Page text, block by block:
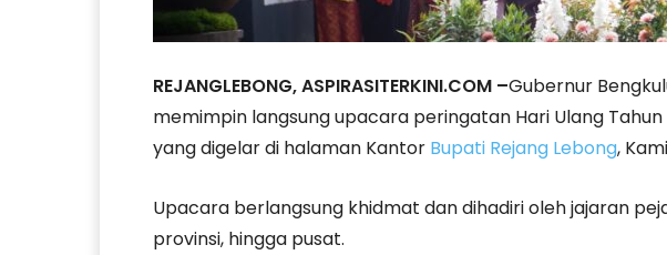
REJANGLEBONG, ASPIRASITERKINI.COM –Gubernur
memimpin langsung upacara peringatan Hari Ulang Tahun
yang digelar di halaman Kantor Bupati Rejang Lebong,
Upacara berlangsung khidmat dan dihadiri oleh jajaran
provinsi, hingga pusat.